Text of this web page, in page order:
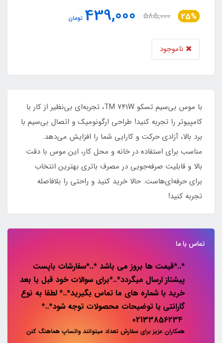
25%
585,000
439,000 تومان
ناموجود
با موس بی‌سیم تسکو TM 741W، تجربه‌ای بی‌نظیر از کار با
کامپیوتر را تجربه کنید! طراحی ارگونومیک و اتصال بی‌سیم با
برد بالا، آزادی حرکت و کارایی شما را افزایش می‌دهد.
مناسب برای استفاده در خانه و محل کار، این موس با دقت
بالا و قابلیت صرفه‌جویی در مصرف باتری بهترین انتخاب
برای حرفه‌ای‌هاست. حالا خرید کنید و راحتی را بلافاصله
تجربه کنید!
تماس با ما
*..*قیمت ها بروز می باشد *..*سفارشات باپست
پیشتاز ارسال میگردد*..*برای سوالات خود قبل یا بعد
خرید با شماره های ما تماس بگیرید*..* لطفا به نوع
گارانتی یا توضیحات محصولات توجه شود*..*
همکاران عزیز برای سفارش تعداد میتوانند واتساپ هماهنگ کنن